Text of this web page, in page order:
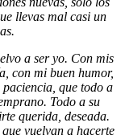
llevas mal casi un
a ser yo. Con mis
con mi buen humor,
que todo a
Todo a su
querida, deseada.
vuelvan a hacerte